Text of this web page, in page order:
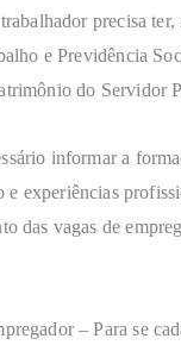
precisa
e Previdência
do Servidor
informar a
e experiências
das vagas de
– Para se